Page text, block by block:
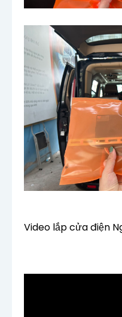
Video lắp cửa điện